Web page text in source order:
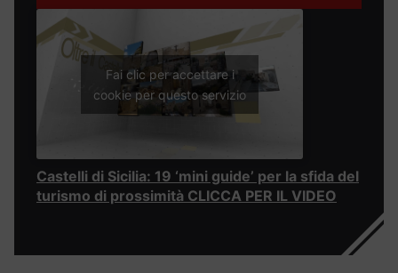
Fai clic per accettare i
cookie per questo servizio
Castelli di Sicilia: 19 ‘mini guide’ per la sfida del
turismo di prossimità CLICCA PER IL VIDEO